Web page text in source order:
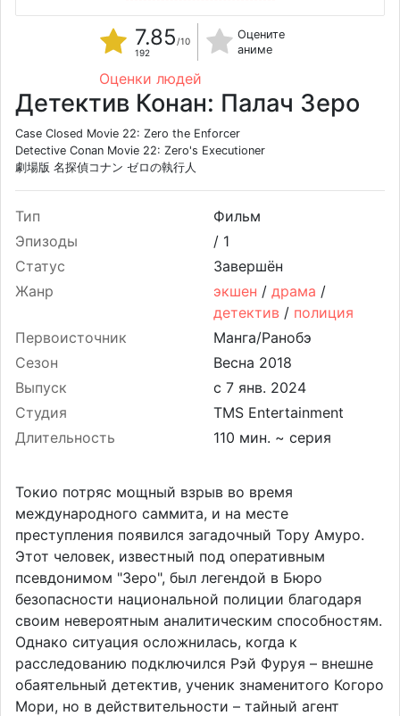
7.85 /10
192
Оцените
аниме
Оценки людей
Детектив Конан: Палач Зеро
Case Closed Movie 22: Zero the Enforcer
Detective Conan Movie 22: Zero's Executioner
劇場版 名探偵コナン ゼロの執行人
Тип
Фильм
Эпизоды
/ 1
Статус
Завершён
Жанр
экшен / драма /
детектив / полиция
Первоисточник
Манга/Ранобэ
Сезон
Весна 2018
Выпуск
Студия
TMS Entertainment
Длительность
110 мин. ~ серия
Токио потряс мощный взрыв во время
международного саммита, и на месте
преступления появился загадочный Тору Амуро.
Этот человек, известный под оперативным
псевдонимом "Зеро", был легендой в Бюро
безопасности национальной полиции благодаря
своим невероятным аналитическим способностям.
Однако ситуация осложнилась, когда к
расследованию подключился Рэй Фуруя – внешне
обаятельный детектив, ученик знаменитого Когоро
Мори, но в действительности – тайный агент